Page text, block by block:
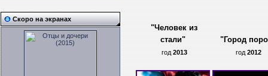
Скоро на экранах
"Человек из
стали"
год2013
"Город
год2012